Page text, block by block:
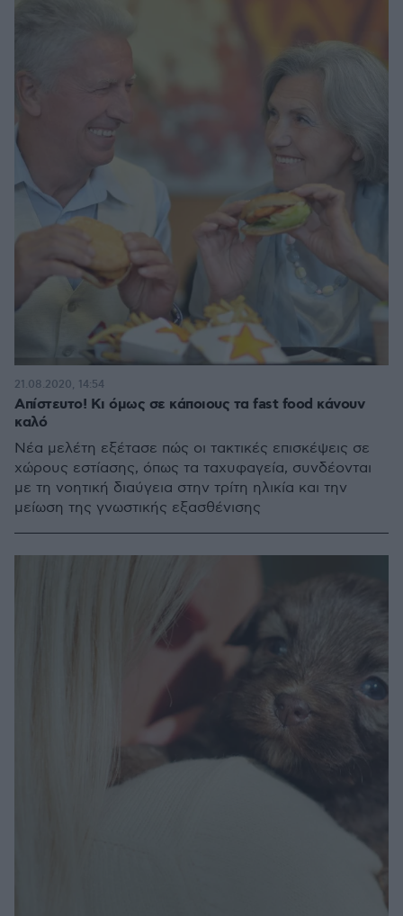
Απίστευτο! Κι όμως σε κάποιους τα fast food κάνουν
καλό
Νέα μελέτη εξέτασε πώς οι τακτικές επισκέψεις σε
χώρους εστίασης, όπως τα ταχυφαγεία, συνδέονται
με τη νοητική διαύγεια στην τρίτη ηλικία και την
μείωση της γνωστικής εξασθένισης
21.08.2020, 14:54